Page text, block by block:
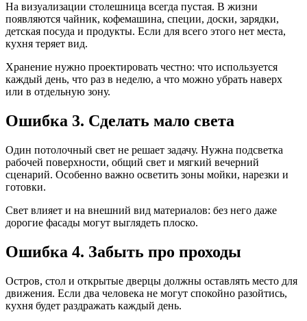
На визуализации столешница всегда пустая. В жизни
появляются чайник, кофемашина, специи, доски, зарядки,
детская посуда и продукты. Если для всего этого нет места,
кухня теряет вид.
Хранение нужно проектировать честно: что используется
каждый день, что раз в неделю, а что можно убрать наверх
или в отдельную зону.
Ошибка 3. Сделать мало света
Один потолочный свет не решает задачу. Нужна подсветка
рабочей поверхности, общий свет и мягкий вечерний
сценарий. Особенно важно осветить зоны мойки, нарезки и
готовки.
Свет влияет и на внешний вид материалов: без него даже
дорогие фасады могут выглядеть плоско.
Ошибка 4. Забыть про проходы
Остров, стол и открытые дверцы должны оставлять место для
движения. Если два человека не могут спокойно разойтись,
кухня будет раздражать каждый день.